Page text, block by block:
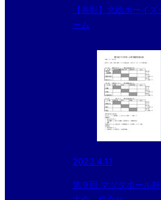
【表彰】北総ボーイ
ーム
2023.4.11
第９回 マツダボール